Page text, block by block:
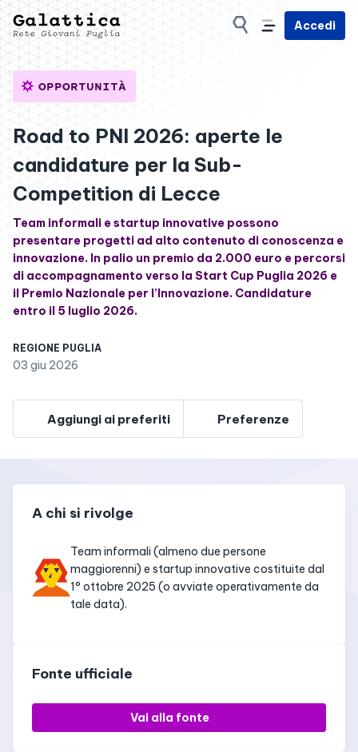
Accedi
OPPORTUNITÀ
Road to PNI 2026: aperte le
candidature per la Sub-
Competition di Lecce
Team informali e startup innovative possono
presentare progetti ad alto contenuto di conoscenza e
innovazione. In palio un premio da 2.000 euro e percorsi
di accompagnamento verso la Start Cup Puglia 2026 e
il Premio Nazionale per l’Innovazione. Candidature
entro il 5 luglio 2026.
REGIONE PUGLIA
03 giu 2026
Aggiungi ai preferiti Preferenze
A chi si rivolge
Team informali (almeno due persone
maggiorenni) e startup innovative costituite dal
1° ottobre 2025 (o avviate operativamente da
tale data).
Fonte ufficiale
Vai alla fonte